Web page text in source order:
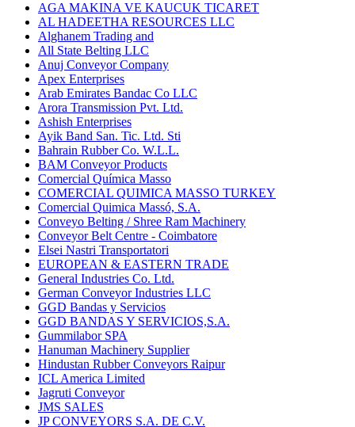
AGA MAKINA VE KAUCUK TICARET
AL HADEETHA RESOURCES LLC
Alghanem Trading and
All State Belting LLC
Anuj Conveyor Company
Apex Enterprises
Arab Emirates Bandac Co LLC
Arora Transmission Pvt. Ltd.
Ashish Enterprises
Ayik Band San. Tic. Ltd. Sti
Bahrain Rubber Co. W.L.L.
BAM Conveyor Products
Comercial Química Masso
COMERCIAL QUIMICA MASSO TURKEY
Comercial Quimica Massó, S.A.
Conveyo Belting / Shree Ram Machinery
Conveyor Belt Centre - Coimbatore
Elsei Nastri Transportatori
EUROPEAN & EASTERN TRADE
General Industries Co. Ltd.
German Conveyor Industries LLC
GGD Bandas y Servicios
GGD BANDAS Y SERVICIOS,S.A.
Gummilabor SPA
Hanuman Machinery Supplier
Hindustan Rubber Conveyors Raipur
ICL America Limited
Jagruti Conveyor
JMS SALES
JP CONVEYORS S.A. DE C.V.